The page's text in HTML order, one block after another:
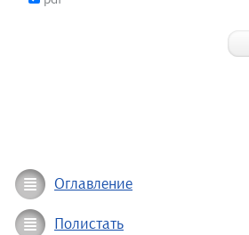
Оглавление
Полистать